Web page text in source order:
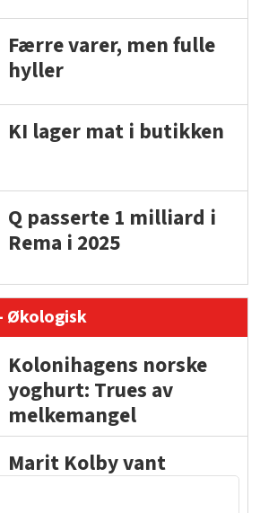
Færre varer, men fulle
hyller
KI lager mat i butikken
Q passerte 1 milliard i
Rema i 2025
Økologisk
Kolonihagens norske
yoghurt: Trues av
melkemangel
Marit Kolby vant